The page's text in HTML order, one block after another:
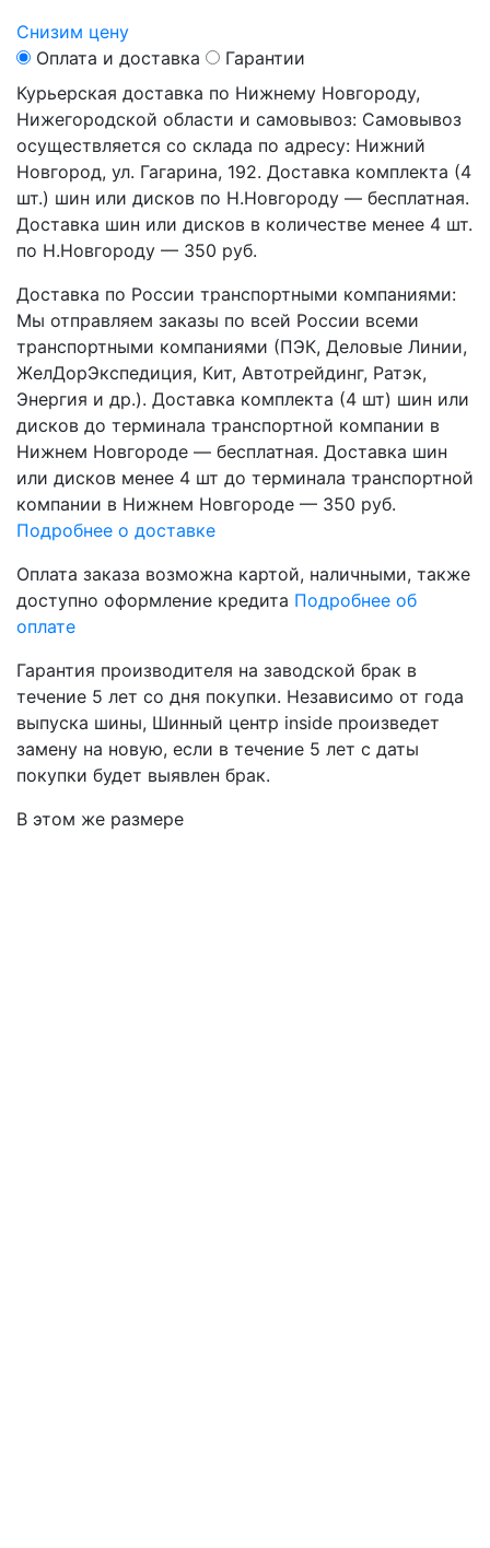
Снизим цену
Оплата и доставка
Гарантии
Курьерская доставка по Нижнему Новгороду,
Нижегородской области и самовывоз: Самовывоз
осуществляется со склада по адресу: Нижний
Новгород, ул. Гагарина, 192. Доставка комплекта (4
шт.) шин или дисков по Н.Новгороду — бесплатная.
Доставка шин или дисков в количестве менее 4 шт.
по Н.Новгороду — 350 руб.
Доставка по России транспортными компаниями:
Мы отправляем заказы по всей России всеми
транспортными компаниями (ПЭК, Деловые Линии,
ЖелДорЭкспедиция, Кит, Автотрейдинг, Ратэк,
Энергия и др.). Доставка комплекта (4 шт) шин или
дисков до терминала транспортной компании в
Нижнем Новгороде — бесплатная. Доставка шин
или дисков менее 4 шт до терминала транспортной
компании в Нижнем Новгороде — 350 руб.
Подробнее о доставке
Оплата заказа возможна картой, наличными, также
доступно оформление кредита Подробнее об
оплате
Гарантия производителя на заводской брак в
течение 5 лет со дня покупки. Независимо от года
выпуска шины, Шинный центр inside произведет
замену на новую, если в течение 5 лет с даты
покупки будет выявлен брак.
В этом же размере